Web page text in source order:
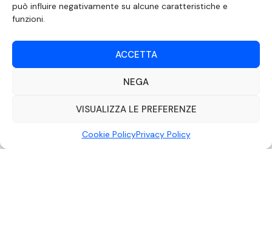
può influire negativamente su alcune caratteristiche e
funzioni.
ACCETTA
NEGA
VISUALIZZA LE PREFERENZE
Cookie PolicyPrivacy Policy
DOCUMENTO REDATTO AI SENSI DELL’ART. 6 DEL DECRETO DEL MINISTRO